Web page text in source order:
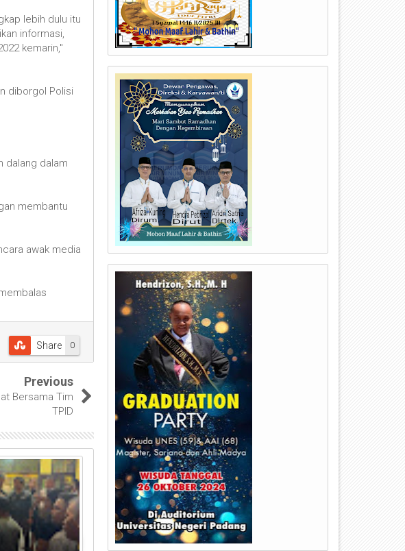
lebih dulu itu
informasi,
kemarin,"
diborgol Polisi
dalang dalam
membantu
awak media
0
Share
Previous
Bersama Tim
TPID
24
2026